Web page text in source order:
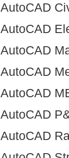
AutoCAD
AutoCAD
AutoCAD
AutoCAD
AutoCAD
AutoCAD
AutoCAD